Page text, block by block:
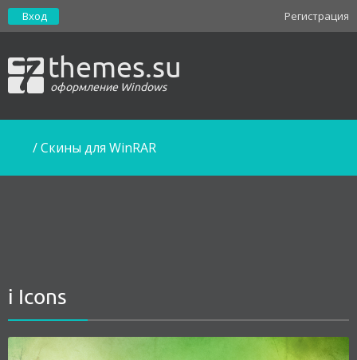
Регистрация
Вход
themes.su
оформление Windows
/Скины для WinRAR
i Icons